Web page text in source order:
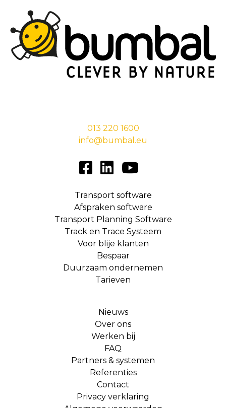
013 220 1600
info@bumbal.eu
Transport software
Afspraken software
Transport Planning Software
Track en Trace Systeem
Voor blije klanten
Bespaar
Duurzaam ondernemen
Tarieven
Nieuws
Over ons
Werken bij
FAQ
Partners & systemen
Referenties
Contact
Privacy verklaring